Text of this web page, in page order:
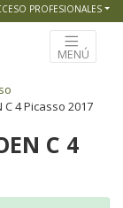
PROFESIONALES
MENÚ
4 Picasso 2017
C 4